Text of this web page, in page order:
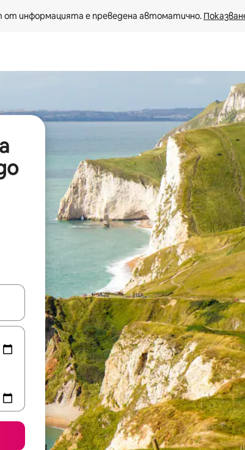
от информацията е преведена автоматично.
клавишите със стрелки нагоре и надолу или